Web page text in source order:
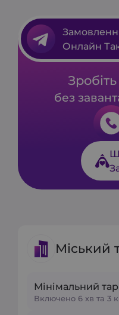
без
Онлайн
Міський
Мінімальний
Включено 6 хв та 3